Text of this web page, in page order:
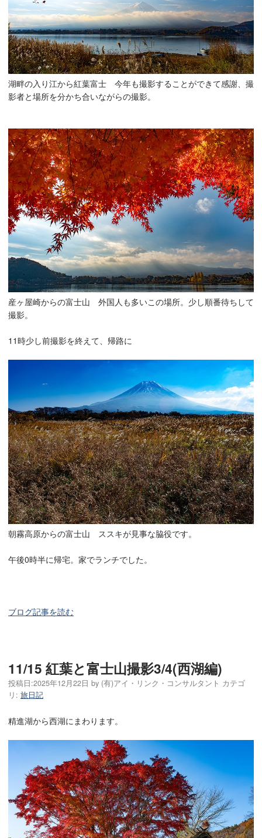
湖畔の入り江から紅葉富士 今年も撮影することができて感謝、撮
影者と場所を分かち合いながらの撮影。
産ヶ屋崎からの富士山 外国人も多いこの場所。少し順番待ちして
撮影。
11時少し前撮影を終えて、帰路に
朝霧高原からの富士山 ススキが見事な脇役です。
午後0時半に帰宅。家でランチでした。
ブログ記事を読む
11/15 紅葉と富士山撮影3/4(西湖編)
投稿日:2025年12月22日 by (有)アイ・リンク・コンサルタント カテゴ
リ: 旅日記
精進湖から西湖にまわります。